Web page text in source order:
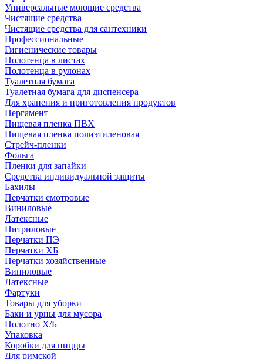
Универсальные моющие средства
Чистящие средства
Чистящие средства для сантехники
Профессиональные
Гигиенические товары
Полотенца в листах
Полотенца в рулонах
Туалетная бумага
Туалетная бумага для диспенсера
Для хранения и приготовления продуктов
Пергамент
Пищевая пленка ПВХ
Пищевая пленка полиэтиленовая
Стрейч-пленки
Фольга
Пленки для запайки
Средства индивидуальной защиты
Бахилы
Перчатки смотровые
Виниловые
Латексные
Нитриловые
Перчатки ПЭ
Перчатки ХБ
Перчатки хозяйственные
Виниловые
Латексные
Фартуки
Товары для уборки
Баки и урны для мусора
Полотно Х/Б
Упаковка
Коробки для пиццы
Для римской